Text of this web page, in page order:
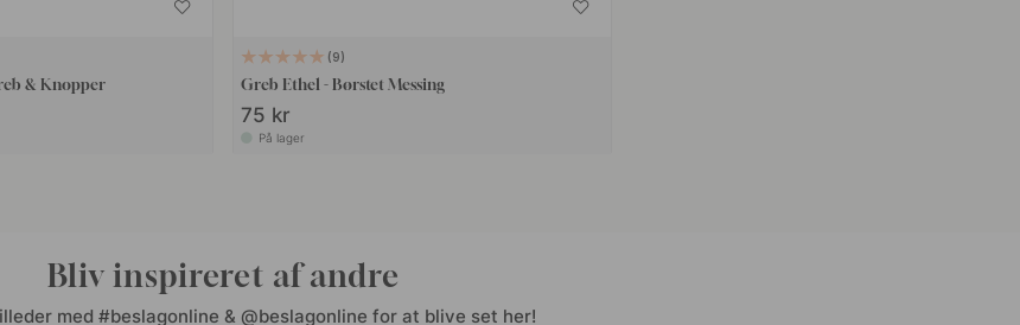
& Knopper
9
Greb Ethel - Børstet Messing
75 kr
På lager
Bliv inspireret af andre
med #beslagonline & @beslagonline for at blive set her!